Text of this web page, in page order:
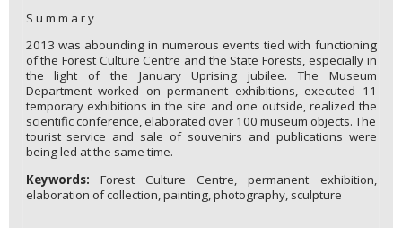
S u m m a r y
2013 was abounding in numerous events tied with functioning
of the Forest Culture Centre and the State Forests, especially in
the light of the January Uprising jubilee. The Museum
Department worked on permanent exhibitions, executed 11
temporary exhibitions in the site and one outside, realized the
scientific conference, elaborated over 100 museum objects. The
tourist service and sale of souvenirs and publications were
being led at the same time.
Keywords: Forest Culture Centre, permanent exhibition,
elaboration of collection, painting, photography, sculpture